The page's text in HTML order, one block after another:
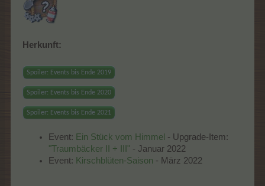
Herkunft:
Spoiler: Events bis Ende 2019
Spoiler: Events bis Ende 2020
Spoiler: Events bis Ende 2021
Event: Ein Stück vom Himmel - Upgrade-Item:
"Traumbäcker II + III" - Januar 2022
Event: Kirschblüten-Saison - März 2022